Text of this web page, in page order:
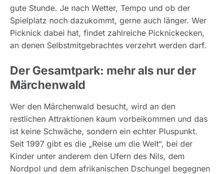
gute Stunde. Je nach Wetter, Tempo und ob der
Spielplatz noch dazukommt, gerne auch länger. Wer
Picknick dabei hat, findet zahlreiche Picknickecken,
an denen Selbstmitgebrachtes verzehrt werden darf.
Der Gesamtpark: mehr als nur der
Märchenwald
Wer den Märchenwald besucht, wird an den
restlichen Attraktionen kaum vorbeikommen und das
ist keine Schwäche, sondern ein echter Pluspunkt.
Seit 1997 gibt es die „Reise um die Welt“, bei der
Kinder unter anderem den Ufern des Nils, dem
Nordpol und dem afrikanischen Dschungel begegnen